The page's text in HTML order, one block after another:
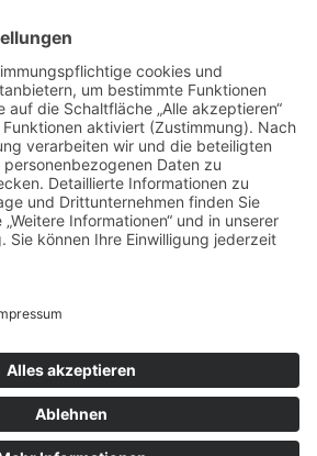
eine Flut oder eine Welle wirken
"Flüchtlinge" oder "Geflüchtete"
Tipp?
zu vermeiden! Der
Bernhard Pörksen unterscheidet
Ohr". Unser Ich-Ohr möchte nur
bestätigt wissen. Unser Du-
auf das Gegenüber ein und
oder Träume zu verstehen.«
prägnant.«